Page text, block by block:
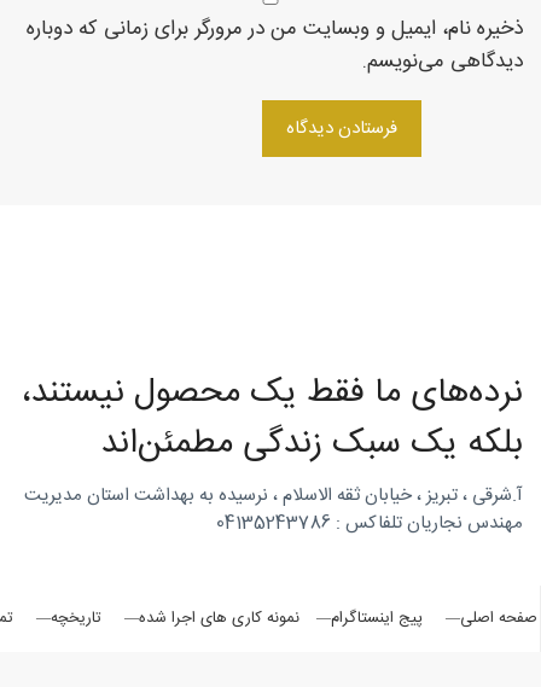
سی
شمال
ذخیره نام، ایمیل و وبسایت من در مرورگر برای زمانی که دوباره
دیدگاهی می‌نویسم.
نرده‌های ما فقط یک محصول نیستند،
بلکه یک سبک زندگی مطمئن‌اند
آ.شرقی ، تبریز ، خیابان ثقه الاسلام ، نرسیده به بهداشت استان مدیریت
مهندس نجاریان تلفاکس : 04135243786
صفحه اصلی پیج اینستاگرام نمونه کاری های اجرا شده تاریخچه